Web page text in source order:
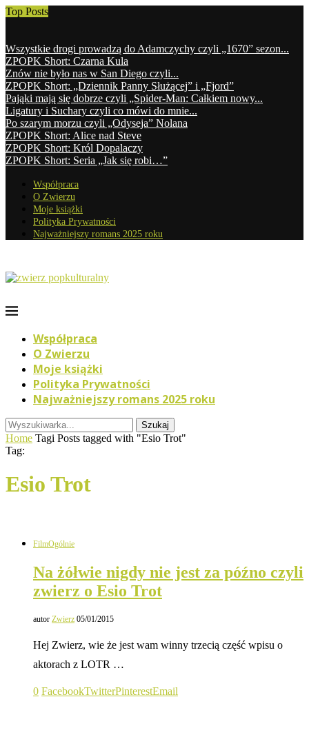
Top Posts
Wszystkie drogi prowadzą do Adamczychy czyli „1670” sezon...
ZPOPK Short: Czarna Kula
Znów nie było nas w San Diego czyli...
ZPOPK Short: „Dziennik Panny Służącej” i „Fjord”
Pająki mają się dobrze czyli „Spider-Man: Całkiem nowy...
Ligatury i Suchary czyli co mówi do mnie...
Po szarym morzu czyli „Odyseja” Nolana
ZPOPK Short: Alice nad Steve
ZPOPK Short: Król Dopalaczy
ZPOPK Short: Seria „Jak się robi…”
Współpraca
O Zwierzu
Moje książki
Polityka Prywatności
Najważniejszy romans 2025 roku
Współpraca
O Zwierzu
Moje książki
Polityka Prywatności
Najważniejszy romans 2025 roku
Szukaj
Home Tagi Posts tagged with "Esio Trot"
Tag:
Esio Trot
FilmOgólnie
Na żółwie nigdy nie jest za późno czyli
zwierz o Esio Trot
autor Zwierz 05/01/2015
Hej Zwierz, wie że jest wam winny trzecią część wpisu o
aktorach z LOTR …
0 FacebookTwitterPinterestEmail